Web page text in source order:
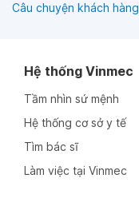
Câu chuyện khách hàng
Hệ thống Vinmec
Tầm nhìn sứ mệnh
Hệ thống cơ sở y tế
Tìm bác sĩ
Làm việc tại Vinmec